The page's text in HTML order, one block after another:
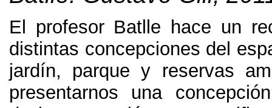
El profesor Batlle hace un
distintas concepciones del
jardín, parque y reservas
presentarnos una